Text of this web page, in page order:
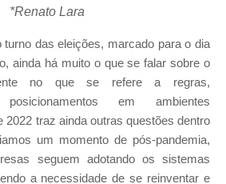
*Renato Lara
das eleições, marcado para o dia
ainda há muito o que se falar sobre o
no que se refere a regras,
em ambientes
2022 traz ainda outras questões dentro
um momento de pós-pandemia,
seguem adotando os sistemas
a necessidade de se reinventar e